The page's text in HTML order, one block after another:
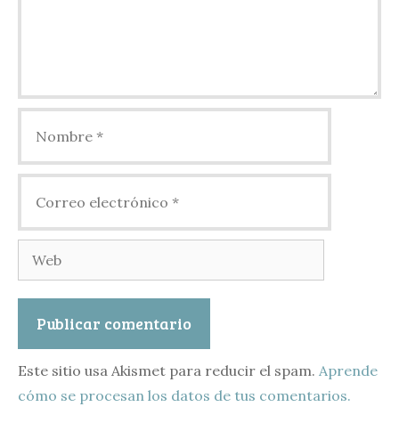
electrónico
Web
Este sitio usa Akismet para reducir el spam. Aprende
cómo se procesan los datos de tus comentarios.